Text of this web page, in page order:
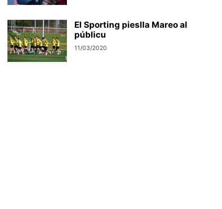
El Sporting pieslla Mareo al
públicu
11/03/2020